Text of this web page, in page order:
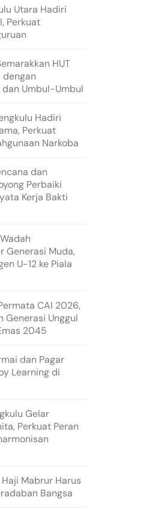
Utara Hadiri
Perkuat
HUT
dengan
dan Umbul-Umbul
Hadiri
Perkuat
Narkoba
dan
Perbaiki
Kerja Bakti
Generasi Muda,
U-12 ke Piala
CAI 2026,
Generasi Unggul
2045
dan Pagar
Learning di
Gelar
Perkuat Peran
Haji Mabrur Harus
Bangsa